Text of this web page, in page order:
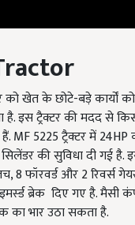
को खेत के छोटे-बड़े कार्यों
है. इस ट्रैक्टर की मदद से
MF 5225 ट्रैक्टर में 24HP
की सुविधा दी गई है.
8 फॉरवर्ड और 2 रिवर्स
ब्रेक दिए गए है. मैसी
का भार उठा सकता है.